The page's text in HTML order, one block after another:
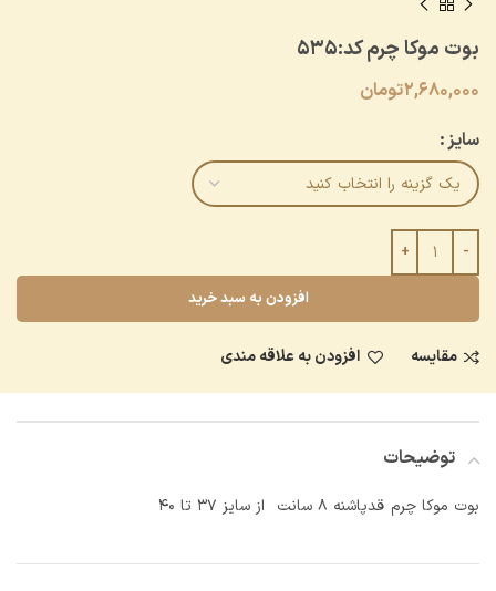
بوت موکا چرم کد:۵۳۵
2,680,000تومان
سایز
افزودن به سبد خرید
مقایسه افزودن به علاقه مندی
توضیحات
بوت موکا چرم قدپاشنه ۸ سانت از سایز ۳۷ تا ۴۰